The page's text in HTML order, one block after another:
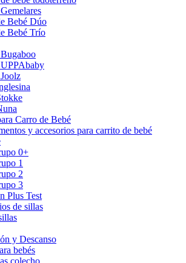
Bebé Dúo
Bebé Trío
Carro de Bebé
y accesorios para carrito de bebé
0+
1
2
3
Plus Test
de sillas
y Descanso
bebés
colecho